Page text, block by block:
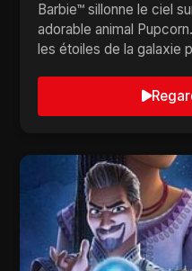
Barbie™ sillonne le ciel
adorable animal
les étoiles de la galaxie